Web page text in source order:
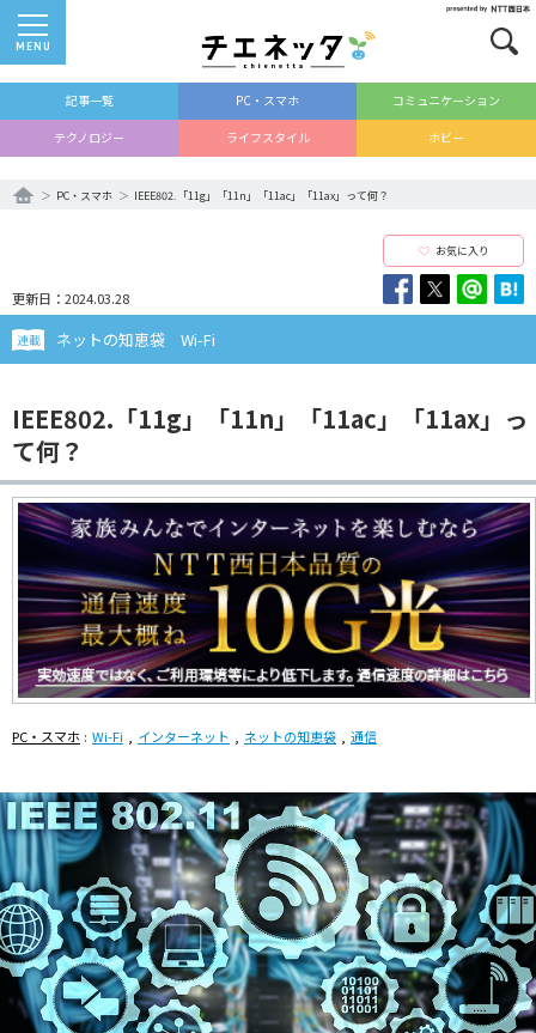
記事一覧 PC・スマホ コミュニケーション
テクノロジー ライフスタイル ホビー
MENU
PC・スマホ IEEE802.「11g」「11n」「11ac」「11ax」って何？
更新日：2024.03.28
お気に入り
連載 ネットの知恵袋 Wi-Fi
IEEE802.「11g」「11n」「11ac」「11ax」っ
て何？
PC・スマホ Wi-Fi インターネット ネットの知恵袋 通信